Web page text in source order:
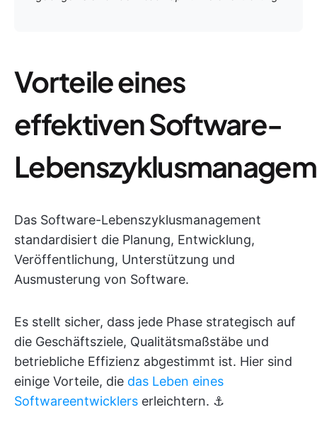
Vorteile eines
effektiven Software-
Das Software-Lebenszyklusmanagement
standardisiert die Planung, Entwicklung,
Veröffentlichung, Unterstützung und
Ausmusterung von Software.
Es stellt sicher, dass jede Phase strategisch auf
die Geschäftsziele, Qualitätsmaßstäbe und
betriebliche Effizienz abgestimmt ist. Hier sind
einige Vorteile, die das Leben eines
Softwareentwicklers erleichtern. ⚓